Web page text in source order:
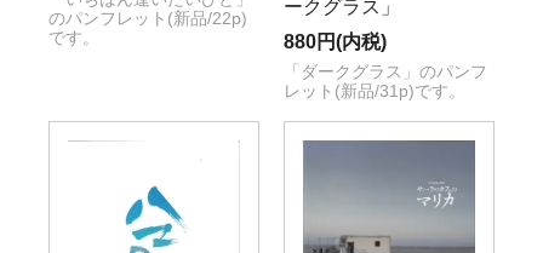
のパンフレット(新品/22p)
です。
ークグラス」
880円(内税)
「ダークグラス」のパンフ
レット(新品/31p)です。